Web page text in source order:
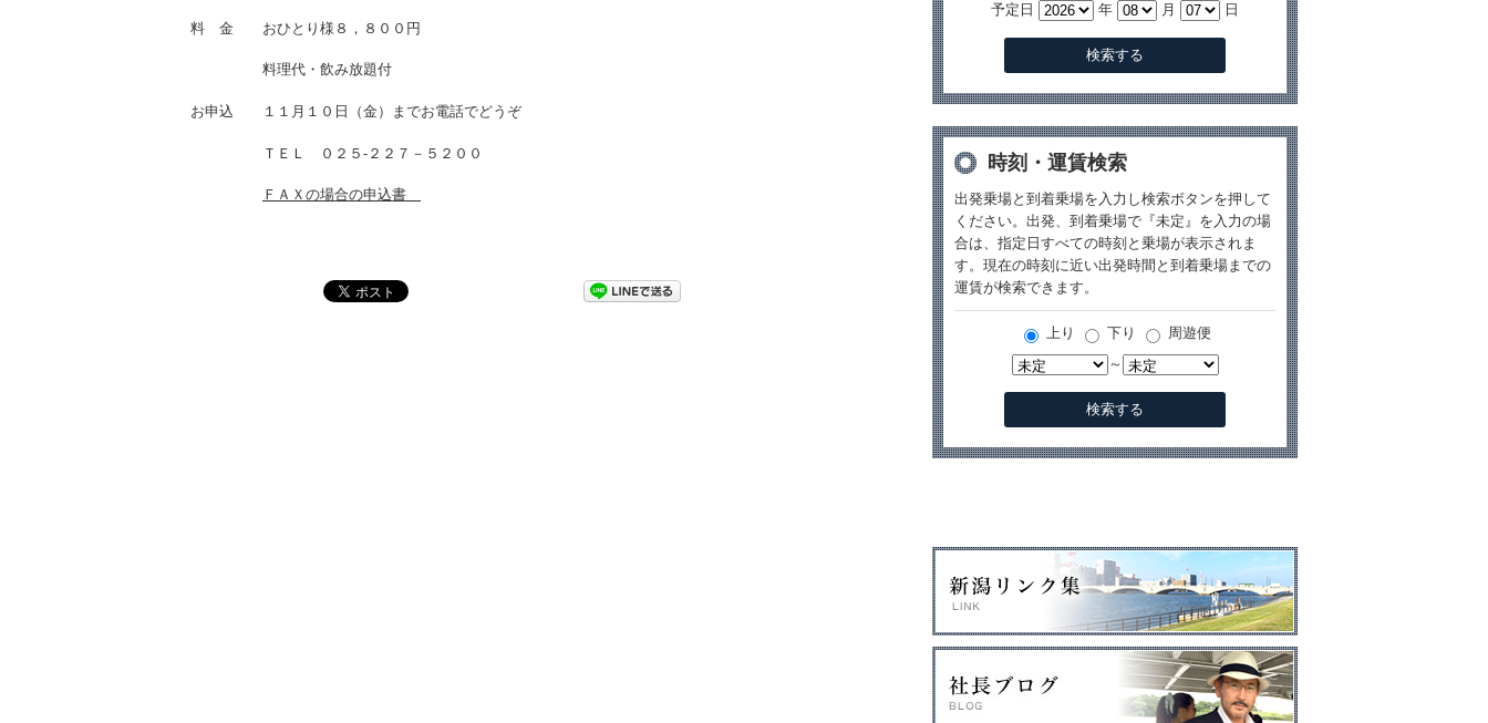
料 金 おひとり様８，８００円
料理代・飲み放題付
お申込 １１月１０日（金）までお電話でどうぞ
ＴＥＬ ０２５-２２７－５２００
ＦＡＸの場合の申込書
予定日 年 月 日
時刻・運賃検索
出発乗場と到着乗場を入力し検索ボタンを押して
ください。出発、到着乗場で『未定』を入力の場
合は、指定日すべての時刻と乗場が表示されま
す。現在の時刻に近い出発時間と到着乗場までの
運賃が検索できます。
上り 下り
周遊便
～